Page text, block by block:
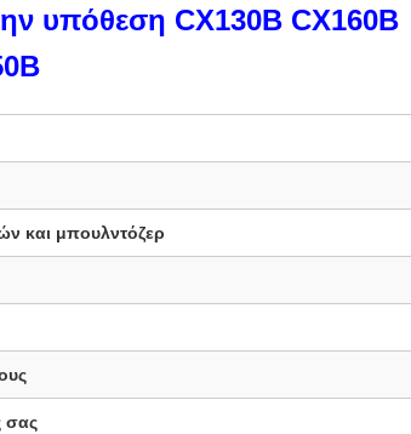
υπόθεση CX130B CX160B
και μπουλντόζερ
σας